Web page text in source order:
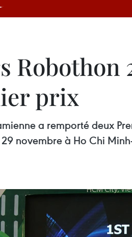
Robothon
prix
a remporté deux
novembre à Ho Chi